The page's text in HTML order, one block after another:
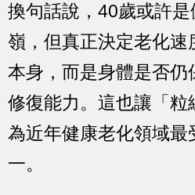
換句話說，40歲或許
嶺，但真正決定老化速
本身，而是身體是否仍
修復能力。這也讓「粒
為近年健康老化領域最
一。